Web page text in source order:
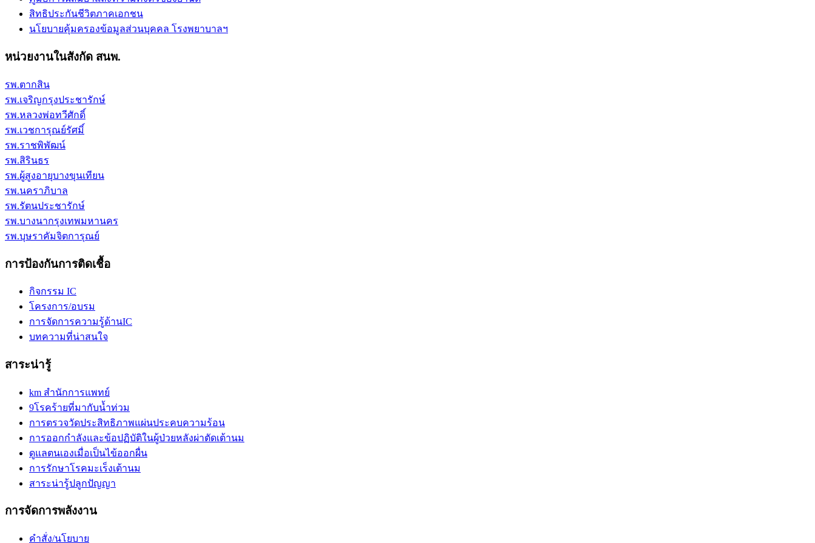
สิทธิประกันชีวิตภาคเอกชน
นโยบายคุ้มครองข้อมูลส่วนบุคคล โรงพยาบาลฯ
หน่วยงานในสังกัด สนพ.
รพ.ตากสิน
รพ.เจริญกรุงประชารักษ์
รพ.หลวงพ่อทวีศักดิ์
รพ.เวชการุณย์รัศมิ์
รพ.ราชพิพัฒน์
รพ.สิรินธร
รพ.ผู้สูงอายุบางขุนเทียน
รพ.นคราภิบาล
รพ.รัตนประชารักษ์
รพ.บางนากรุงเทพมหานคร
รพ.บุษราคัมจิตการุณย์
การป้องกันการติดเชื้อ
กิจกรรม IC
โครงการ/อบรม
การจัดการความรู้ด้านIC
บทความที่น่าสนใจ
สาระน่ารู้
km สำนักการแพทย์
9โรคร้ายที่มากับน้ำท่วม
การตรวจวัดประสิทธิภาพแผ่นประคบความร้อน
การออกกำลังและข้อปฏิบัติในผู้ป่วยหลังผ่าตัดเต้านม
ดูแลตนเองเมื่อเป็นไข้ออกผื่น
การรักษาโรคมะเร็งเต้านม
สาระน่ารู้ปลูกปัญญา
การจัดการพลังงาน
คำสั่ง/นโยบาย